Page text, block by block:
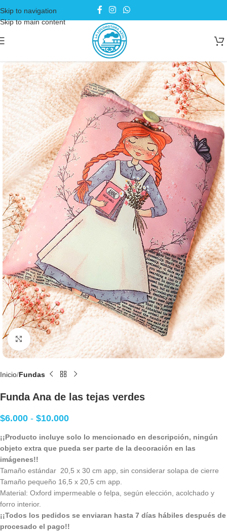
Skip to navigation
Skip to main content
Clic para agrandar
Inicio Fundas
Funda Ana de las tejas verdes
$6.000 - $10.000
¡¡Producto incluye solo lo mencionado en descripción, ningún
objeto extra que pueda ser parte de la decoración en las
imágenes!!
Tamaño estándar 20,5 x 30 cm app, sin considerar solapa de cierre
Tamaño pequeño 16,5 x 20,5 cm app.
Material: Oxford impermeable o felpa, según elección, acolchado y
forro interior.
¡¡Todos los pedidos se enviaran hasta 7 días hábiles después de
procesado el pago!!